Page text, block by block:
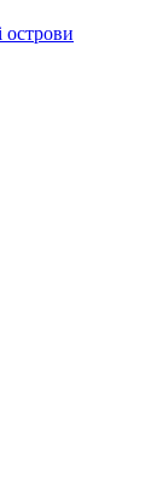
острови